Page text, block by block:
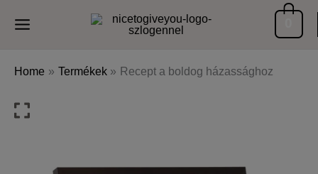
Home Termékek Recept a boldog házassághoz